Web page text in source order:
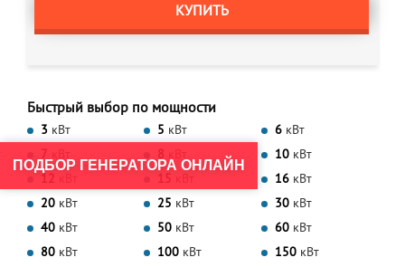
КУПИТЬ
Быстрый выбор по мощности
3 кВт 5 кВт 6 кВт
7
кВт 8 10 кВт
12
кВт 15 кВт 16 кВт
20 кВт 25 кВт 30 кВт
40 кВт 50 кВт 60 кВт
80 кВт 100 кВт 150 кВт
ПОДБОР ГЕНЕРАТОРА ОНЛАЙН